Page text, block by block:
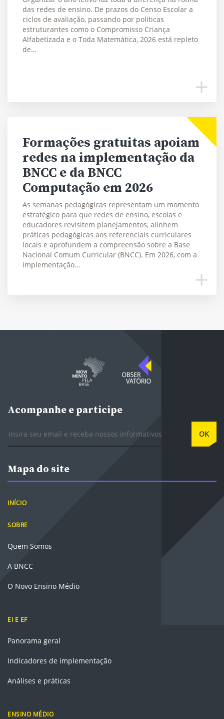
das redes de ensino. De prazos do Censo Escolar a
ciclos de avaliação, passando por políticas
estruturantes como o Compromisso Criança
Alfabetizada e o Toda Matemática, 2026 está repleto
de…
Formações gratuitas apoiam
redes na implementação da
BNCC e da BNCC
Computação em 2026
As semanas pedagógicas representam um momento
estratégico para que redes de ensino, escolas e
educadores revisitem planejamentos, alinhem
práticas pedagógicas aos referenciais curriculares
locais e aprofundem a compreensão sobre a Base
Nacional Comum Curricular (BNCC). Em 2026, com a
implementação…
Acompanhe e participe
OK
Mapa do site
INÍCIO
SOBRE
Quem Somos
A BNCC
O Novo Ensino Médio
EI E EF
Panorama geral
Indicadores de implementação
Análises e práticas
ENSINO MÉDIO